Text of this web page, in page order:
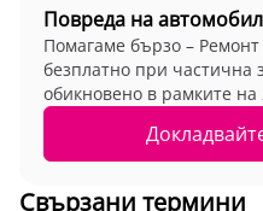
Повреда на
Помагаме бързо –
безплатно при частична
обикновено в рамките на
Свързани термини